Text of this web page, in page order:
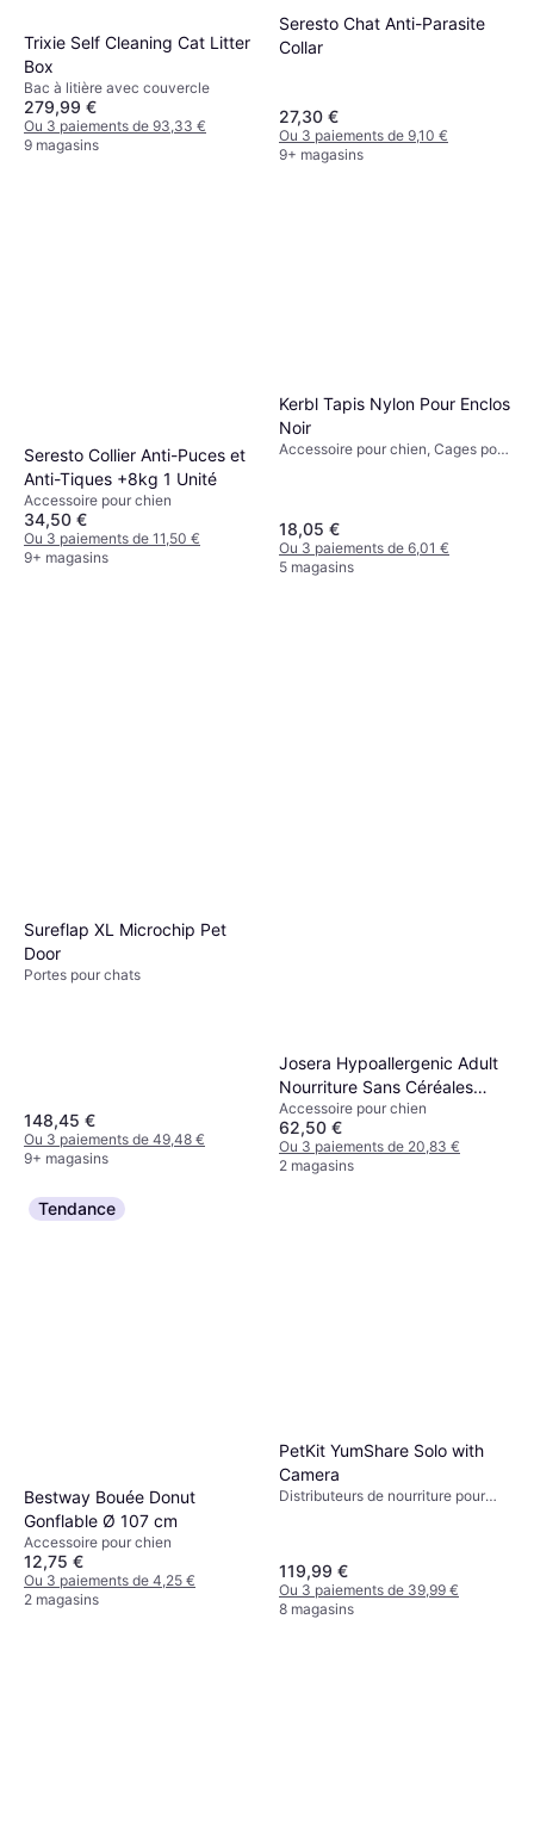
Trixie Self Cleaning Cat Litter
Box
Bac à litière avec couvercle
279,99 €
Ou 3 paiements de 93,33 €
9 magasins
Seresto Chat Anti-Parasite
Collar
27,30 €
Ou 3 paiements de 9,10 €
9+ magasins
Seresto Collier Anti-Puces et
Anti-Tiques +8kg 1 Unité
Accessoire pour chien
34,50 €
Ou 3 paiements de 11,50 €
9+ magasins
Kerbl Tapis Nylon Pour Enclos
Noir
Accessoire pour chien, Cages pour
18,05 €
Ou 3 paiements de 6,01 €
5 magasins
Sureflap XL Microchip Pet
Door
Portes pour chats
148,45 €
Ou 3 paiements de 49,48 €
9+ magasins
Josera Hypoallergenic Adult
Nourriture Sans Céréales
12.5kg
Accessoire pour chien
62,50 €
Ou 3 paiements de 20,83 €
2 magasins
Tendance
Bestway Bouée Donut
Gonflable Ø 107 cm
Accessoire pour chien
12,75 €
Ou 3 paiements de 4,25 €
2 magasins
PetKit YumShare Solo with
Camera
Distributeurs de nourriture pour
119,99 €
Ou 3 paiements de 39,99 €
8 magasins